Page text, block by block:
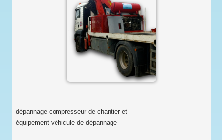
dépannage compresseur de chantier et
équipement véhicule de dépannage